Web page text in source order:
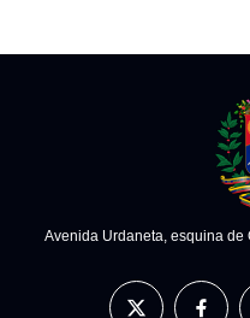
Avenida Urdaneta, esquina de